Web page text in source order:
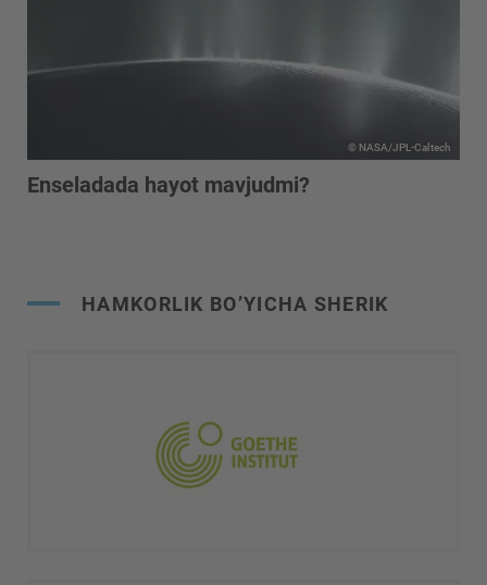
© NASA/JPL-Caltech
Enseladada hayot mavjudmi?
HAMKORLIK BO’YICHA SHERIK